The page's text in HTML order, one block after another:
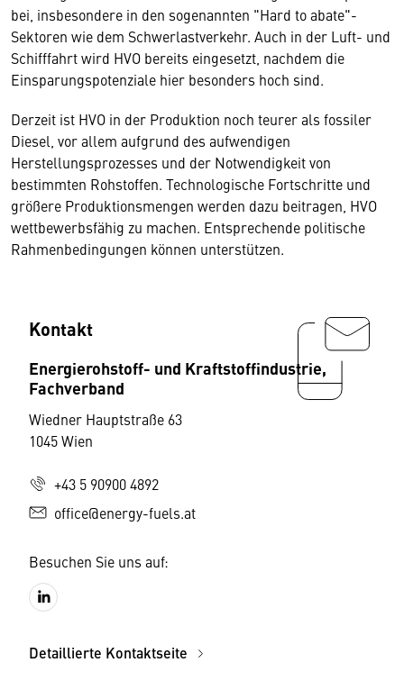
bei, insbesondere in den sogenannten "Hard to abate"-
Sektoren wie dem Schwerlastverkehr. Auch in der Luft- und
Schifffahrt wird HVO bereits eingesetzt, nachdem die
Einsparungspotenziale hier besonders hoch sind.
Derzeit ist HVO in der Produktion noch teurer als fossiler
Diesel, vor allem aufgrund des aufwendigen
Herstellungsprozesses und der Notwendigkeit von
bestimmten Rohstoffen. Technologische Fortschritte und
größere Produktionsmengen werden dazu beitragen, HVO
wettbewerbsfähig zu machen. Entsprechende politische
Rahmenbedingungen können unterstützen.
Kontakt
Energierohstoff- und Kraftstoffindustrie,
Fachverband
Wiedner Hauptstraße 63
1045 Wien
+43 5 90900 4892
office@energy-fuels.at
Besuchen Sie uns auf:
Detaillierte Kontaktseite